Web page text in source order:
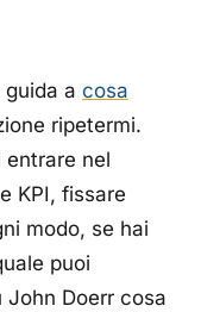
a cosa
ripetermi.
entrare nel
KPI, fissare
modo, se hai
puoi
Doerr cosa